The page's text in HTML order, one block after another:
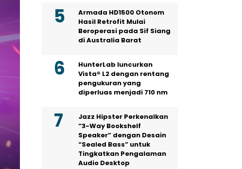
Armada HD1500 Otonom
Hasil Retrofit Mulai
Beroperasi pada Sif Siang
di Australia Barat
HunterLab luncurkan
Vista® L2 dengan rentang
pengukuran yang
diperluas menjadi 710 nm
Jazz Hipster Perkenalkan
“3-Way Bookshelf
Speaker” dengan Desain
“Sealed Bass” untuk
Tingkatkan Pengalaman
Audio Desktop